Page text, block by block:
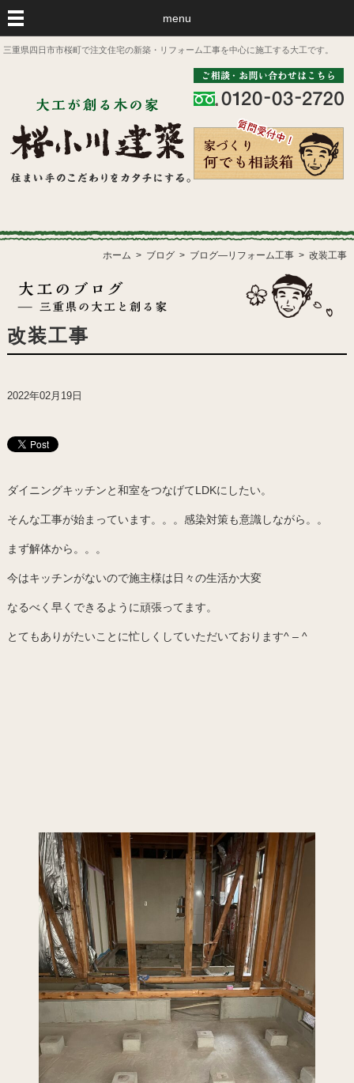
menu
三重県四日市市桜町で注文住宅の新築・リフォーム工事を中心に施工する大工です。
ホーム ブログ ブログ―リフォーム工事 改装工事
改装工事
2022年02月19日
ダイニングキッチンと和室をつなげてLDKにしたい。
そんな工事が始まっています。。。感染対策も意識しながら。。
まず解体から。。。
今はキッチンがないので施主様は日々の生活か大変
なるべく早くできるように頑張ってます。
とてもありがたいことに忙しくしていただいております^ – ^